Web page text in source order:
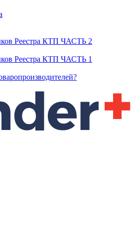
Реестра КТП ЧАСТЬ 2
Реестра КТП ЧАСТЬ 1